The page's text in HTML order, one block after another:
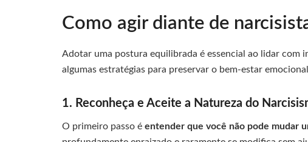
Como agir diante de
Adotar uma postura equilibrada é essencial ao lidar com
algumas estratégias para preservar o bem-estar
1. Reconheça e Aceite a Natureza do
O primeiro passo é entender que você não pode mudar